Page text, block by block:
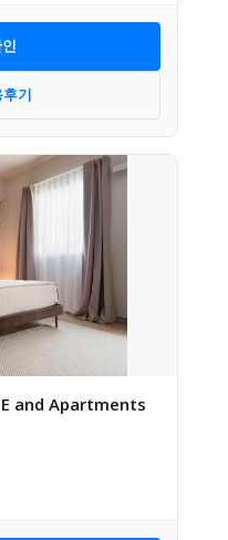
기
and Apartments